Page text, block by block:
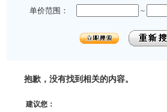
单价范围： ~
抱歉，没有找到相关的内容。
建议您：